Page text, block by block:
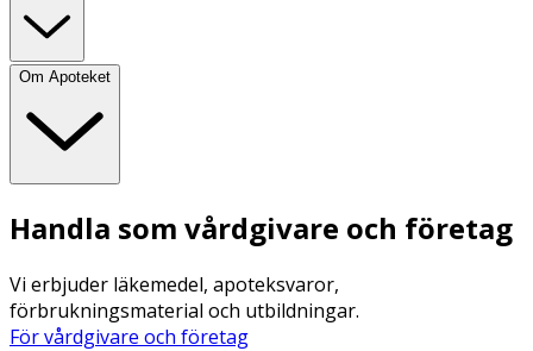
Om Apoteket
Handla som vårdgivare och företag
Vi erbjuder läkemedel, apoteksvaror,
förbrukningsmaterial och utbildningar.
För vårdgivare och företag